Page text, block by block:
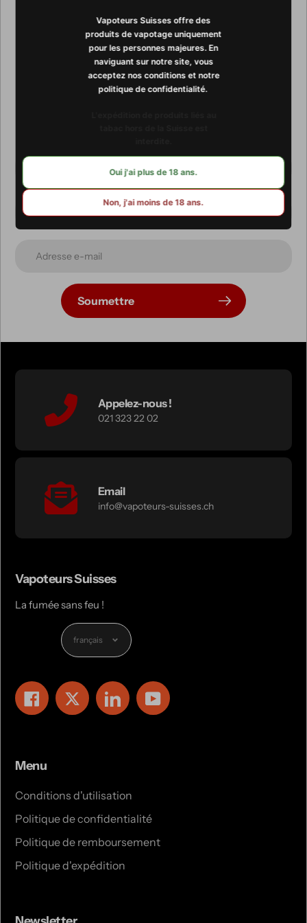
Abonnez-vous à notre
newsletter
Soumettre
Appelez-nous !
021 323 22 02
Email
info@vapoteurs-suisses.ch
Vapoteurs Suisses
La fumée sans feu !
Langue
français
FacebookTwitterLinkedInYouTube
Menu
Conditions d'utilisation
Politique de confidentialité
Politique de remboursement
Politique d'expédition
Vapoteurs Suisses offre des
produits de vapotage uniquement
pour les personnes majeures. En
naviguant sur notre site, vous
acceptez nos conditions et notre
politique de confidentialité. ​​
Oui j'ai plus de 18 ans.
Non, j'ai moins de 18 ans.